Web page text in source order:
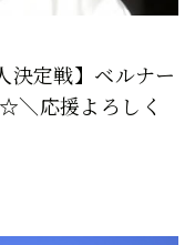
決定戦】ベルナー
＼応援よろしく